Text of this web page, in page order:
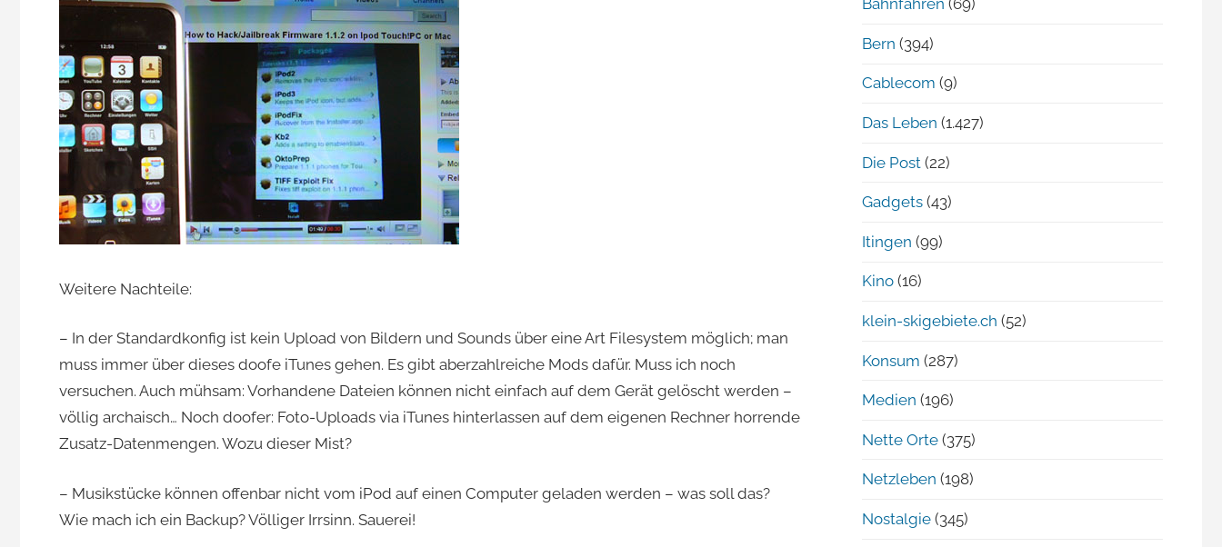
Weitere Nachteile:
– In der Standardkonfig ist kein Upload von Bildern und Sounds über eine Art Filesystem möglich; man
muss immer über dieses doofe iTunes gehen. Es gibt aberzahlreiche Mods dafür. Muss ich noch
versuchen. Auch mühsam: Vorhandene Dateien können nicht einfach auf dem Gerät gelöscht werden –
völlig archaisch… Noch doofer: Foto-Uploads via iTunes hinterlassen auf dem eigenen Rechner horrende
Zusatz-Datenmengen. Wozu dieser Mist?
– Musikstücke können offenbar nicht vom iPod auf einen Computer geladen werden – was soll das?
Wie mach ich ein Backup? Völliger Irrsinn. Sauerei!
Bahnfahren (69)
Bern (394)
Cablecom (9)
Das Leben (1.427)
Die Post (22)
Gadgets (43)
Itingen (99)
Kino (16)
klein-skigebiete.ch (52)
Konsum (287)
Medien (196)
Nette Orte (375)
Netzleben (198)
Nostalgie (345)